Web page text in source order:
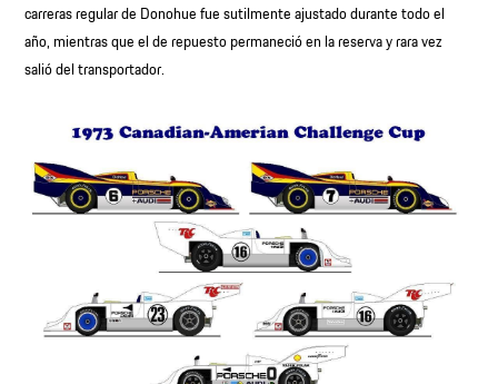
carreras regular de Donohue fue sutilmente ajustado durante todo el
año, mientras que el de repuesto permaneció en la reserva y rara vez
salió del transportador.